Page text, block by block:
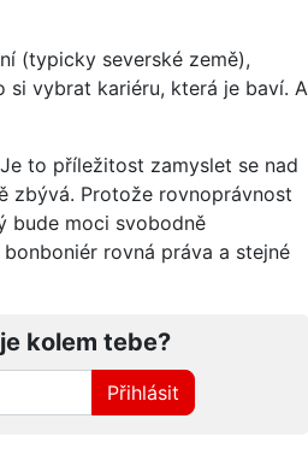
(typicky severské země),
vybrat kariéru, která je baví. A
to příležitost zamyslet se nad
zbývá. Protože rovnoprávnost
bude moci svobodně
rovná práva a stejné
kolem tebe?
Přihlásit